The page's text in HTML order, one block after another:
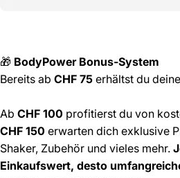
🎁 BodyPower Bonus-System
Bereits ab CHF 75 erhältst du
Ab CHF 100 profitierst du von
CHF 150 erwarten dich exklusive
Shaker, Zubehör und vieles mehr.
Einkaufswert, desto